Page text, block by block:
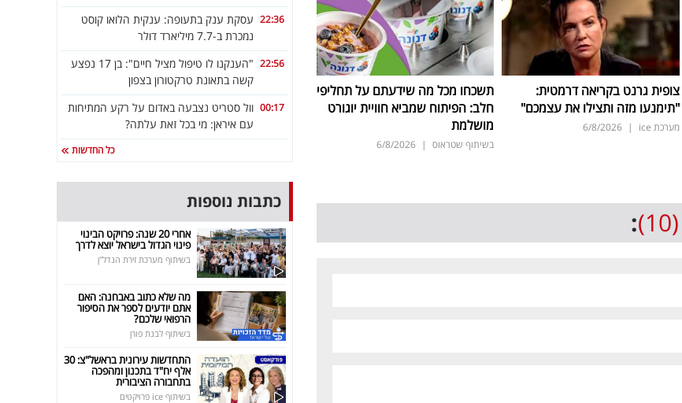
צופית גרנט בקריאה דרמטית:
"תימנעו מזה ותצילו את עצמכם"
מערכת ice |
6/8/2026
תשכחו מכל מה שידעתם על תחליפי
חלב: הפיתוח שמביא חוויית יוגורט
מושלמת
בשיתוף שטראוס |
6/8/2026
(10)
:
22:36 עסקת ענק בתעופה: ענקית הלואו קוסט
נמכרת ב-7.7 מיליארד דולר
22:56
"הענקנו לו טיפול מציל חיים": בן 17 נפצע
קשה בתאונת טרקטורון בצפון
00:17 וול סטריט נצבעה באדום על רקע המתיחות
עם איראן: מי בכל זאת עלתה?
כל החדשות
כתבות נוספות
אחרי 20 שנה: פרויקט הבינוי
פינוי הגדול בישראל יוצא לדרך
בשיתוף מערכת זירת הנדל"ן
מה שלא כתוב באבחנה: האם
אתם יודעים לספר את הסיפור
הרפואי שלכם?
בשיתוף לבנת פורן
התחדשות עירונית בראשל"צ: 30
אלף יח"ד בתכנון ומהפכה
בתחבורה הציבורית
בשיתוף ice פרויקטים